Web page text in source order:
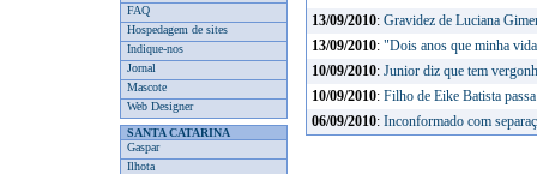
FAQ
Hospedagem de sites
Indique-nos
Jornal
Mascote
Web Designer
SANTA CATARINA
Gaspar
Ilhota
13/09/2010: Gravidez de Luciana
13/09/2010: "Dois anos que minha
10/09/2010: Junior diz que tem
10/09/2010: Filho de Eike Batista
06/09/2010: Inconformado com